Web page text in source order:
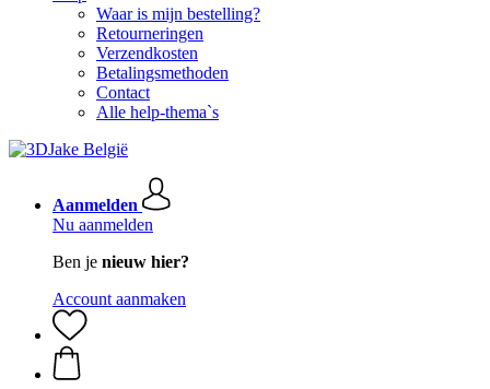
Waar is mijn bestelling?
Retourneringen
Verzendkosten
Betalingsmethoden
Contact
Alle help-thema`s
Aanmelden
Nu aanmelden
Ben je nieuw hier?
Account aanmaken